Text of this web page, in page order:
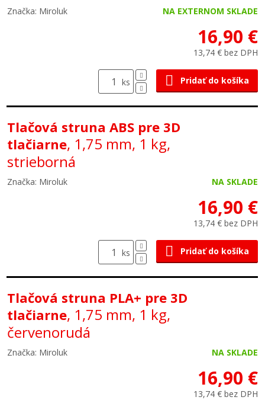
Značka: Miroluk NA EXTERNOM SKLADE
16,90 €
13,74 € bez DPH
ks Pridať do košíka
Tlačová struna ABS pre 3D
tlačiarne, 1,75 mm, 1 kg,
strieborná
Značka: Miroluk NA SKLADE
16,90 €
13,74 € bez DPH
ks Pridať do košíka
Tlačová struna PLA+ pre 3D
tlačiarne, 1,75 mm, 1 kg,
červenorudá
Značka: Miroluk NA SKLADE
16,90 €
13,74 € bez DPH